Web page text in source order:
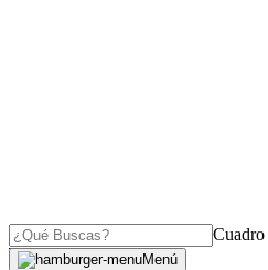
Cuadro
Menú
OJO